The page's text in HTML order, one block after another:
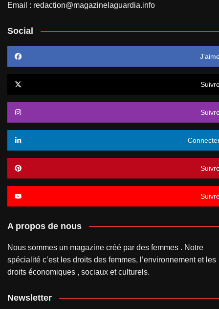
Email : redaction@magazinelaguardia.info
Social
A propos de nous
Nous sommes un magazine créé par des femmes . Notre
spécialité c’est les droits des femmes, l’environnement et les
droits économiques , sociaux et culturels.
Newsletter